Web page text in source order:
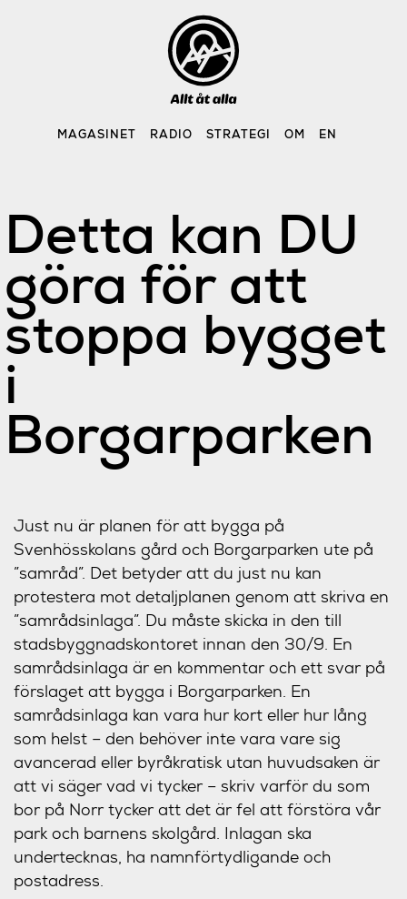
MAGASINET RADIO STRATEGI OM EN
Detta kan DU
göra för att
stoppa bygget
i
Borgarparken
Just nu är planen för att bygga på
Svenhösskolans gård och Borgarparken ute på
”samråd”. Det betyder att du just nu kan
protestera mot detaljplanen genom att skriva en
”samrådsinlaga”. Du måste skicka in den till
stadsbyggnadskontoret innan den 30/9. En
samrådsinlaga är en kommentar och ett svar på
förslaget att bygga i Borgarparken. En
samrådsinlaga kan vara hur kort eller hur lång
som helst – den behöver inte vara vare sig
avancerad eller byråkratisk utan huvudsaken är
att vi säger vad vi tycker – skriv varför du som
bor på Norr tycker att det är fel att förstöra vår
park och barnens skolgård. Inlagan ska
undertecknas, ha namnförtydligande och
postadress.